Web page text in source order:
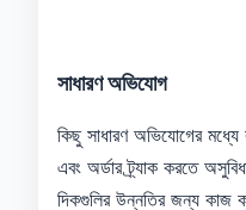
সাধারণ অভিযোগ
কিছু ​​সাধারণ অভিযোগের মধ্যে
এবং অর্ডার ট্র্যাক করতে
দিকগুলির উন্নতির জন্য কাজ